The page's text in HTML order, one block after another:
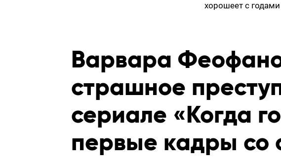
хорошеет с годами
Варвара
страшное
сериале «Когда
первые кадры со